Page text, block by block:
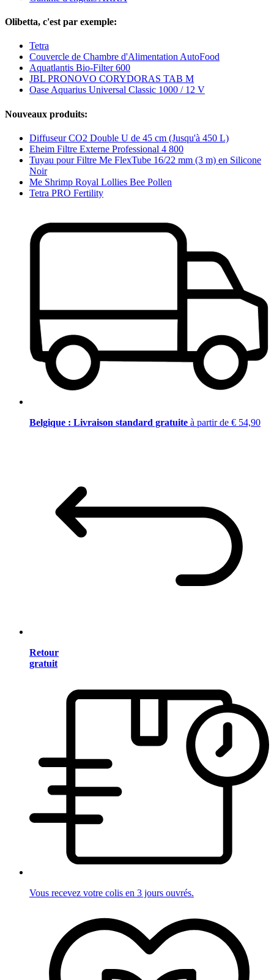
Olibetta, c'est par exemple:
Tetra
Couvercle de Chambre d'Alimentation AutoFood
Aquatlantis Bio-Filter 600
JBL PRONOVO CORYDORAS TAB M
Oase Aquarius Universal Classic 1000 / 12 V
Nouveaux produits:
Diffuseur CO2 Double U de 45 cm (Jusqu'à 450 L)
Eheim Filtre Externe Professional 4 800
Tuyau pour Filtre Me FlexTube 16/22 mm (3 m) en Silicone
Noir
Me Shrimp Royal Lollies Bee Pollen
Tetra PRO Fertility
Belgique : Livraison standard gratuite à partir de € 54,90
Retour
gratuit
Vous recevez votre colis en 3 jours ouvrés.